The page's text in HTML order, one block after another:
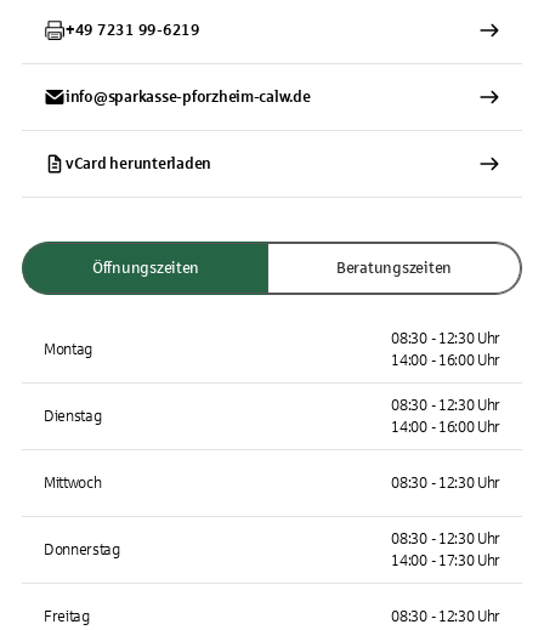
+49 7231 99-6219
info@sparkasse-pforzheim-calw.de
vCard herunterladen
Öffnungszeiten Beratungszeiten
Montag
08:30 - 12:30 Uhr
14:00 - 16:00 Uhr
Dienstag
08:30 - 12:30 Uhr
14:00 - 16:00 Uhr
Mittwoch 08:30 - 12:30 Uhr
Donnerstag
08:30 - 12:30 Uhr
14:00 - 17:30 Uhr
Freitag 08:30 - 12:30 Uhr